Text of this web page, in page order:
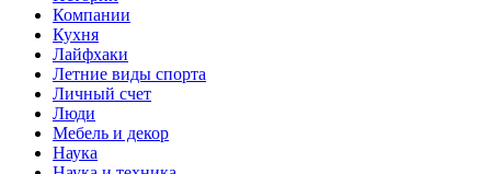
Компании
Кухня
Лайфхаки
Летние виды спорта
Личный счет
Люди
Мебель и декор
Наука